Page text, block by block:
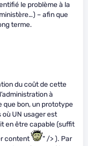
le problème à la
– afin que
terme.
du coût de cette
à
que bon, un prototype
UN usager est
en être capable (suffit
content
" /> ). Par